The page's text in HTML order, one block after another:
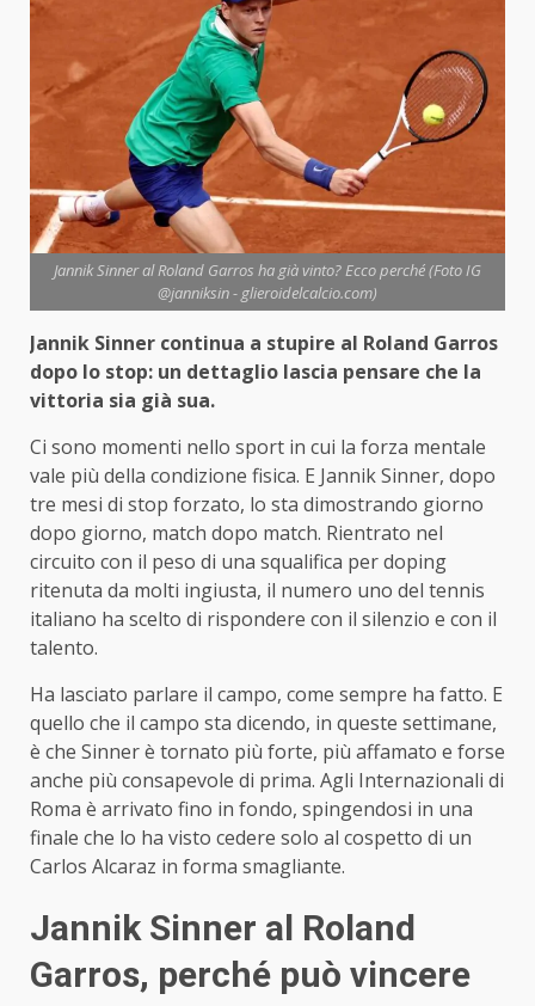
Jannik Sinner al Roland Garros ha già vinto? Ecco perché (Foto IG
@janniksin - glieroidelcalcio.com)
Jannik Sinner continua a stupire al Roland Garros
dopo lo stop: un dettaglio lascia pensare che la
vittoria sia già sua.
Ci sono momenti nello sport in cui la forza mentale
vale più della condizione fisica. E Jannik Sinner, dopo
tre mesi di stop forzato, lo sta dimostrando giorno
dopo giorno, match dopo match. Rientrato nel
circuito con il peso di una squalifica per doping
ritenuta da molti ingiusta, il numero uno del tennis
italiano ha scelto di rispondere con il silenzio e con il
talento.
Ha lasciato parlare il campo, come sempre ha fatto. E
quello che il campo sta dicendo, in queste settimane,
è che Sinner è tornato più forte, più affamato e forse
anche più consapevole di prima. Agli Internazionali di
Roma è arrivato fino in fondo, spingendosi in una
finale che lo ha visto cedere solo al cospetto di un
Carlos Alcaraz in forma smagliante.
Jannik Sinner al Roland
Garros, perché può vincere